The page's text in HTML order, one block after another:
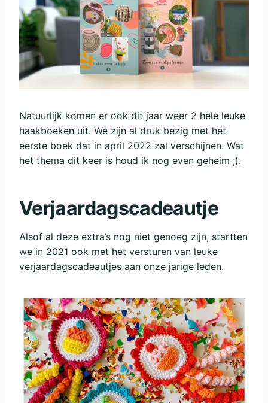
Natuurlijk komen er ook dit jaar weer 2 hele leuke
haakboeken uit. We zijn al druk bezig met het
eerste boek dat in april 2022 zal verschijnen. Wat
het thema dit keer is houd ik nog even geheim ;).
Verjaardagscadeautje
Alsof al deze extra’s nog niet genoeg zijn, startten
we in 2021 ook met het versturen van leuke
verjaardagscadeautjes aan onze jarige leden.